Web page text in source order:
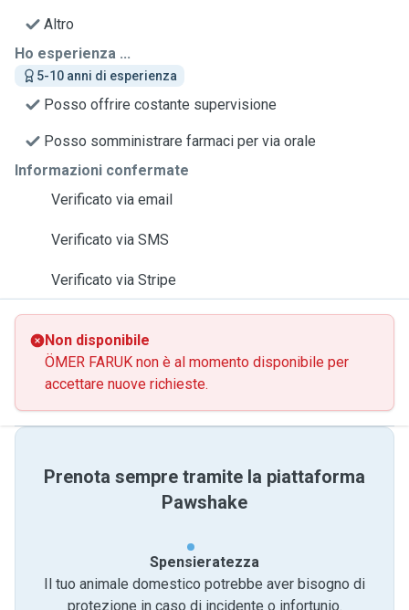
Altro
Ho esperienza ...
5-10 anni di esperienza
Posso offrire costante supervisione
Posso somministrare farmaci per via orale
Informazioni confermate
Verificato via email
Verificato via SMS
Verificato via Stripe
Non disponibile
ÖMER FARUK non è al momento disponibile per
accettare nuove richieste.
Prenota sempre tramite la piattaforma
Pawshake
Spensieratezza
Il tuo animale domestico potrebbe aver bisogno di
protezione in caso di incidente o infortunio.